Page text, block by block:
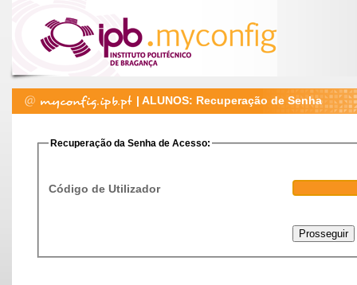
| ALUNOS: Recuperação de Senha
Recuperação da Senha de Acesso:
Código de Utilizador
Prosseguir